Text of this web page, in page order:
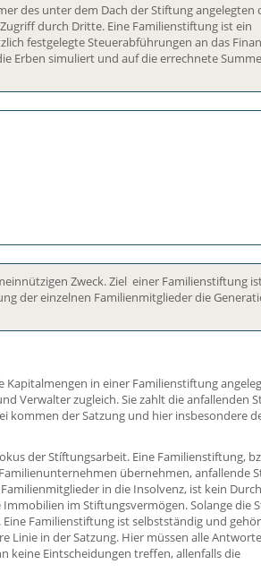
des unter dem Dach der Stiftung angelegten
durch Dritte. Eine Familienstiftung ist ein
festgelegte Steuerabführungen an das
Erben simuliert und auf die errechnete Summe
Zweck. Ziel einer Familienstiftung
der einzelnen Familienmitglieder die
Kapitalmengen in einer Familienstiftung
Verwalter zugleich. Sie zahlt die anfallenden
kommen der Satzung und hier insbesondere
der Stíftungsarbeit. Eine Familienstiftung,
übernehmen, anfallende
in die Insolvenz, ist kein
im Stiftungsvermögen. Solange die
Familienstiftung ist selbstständig und
Linie in der Satzung. Hier müssen alle
keine Eintscheidungen treffen, allenfalls die